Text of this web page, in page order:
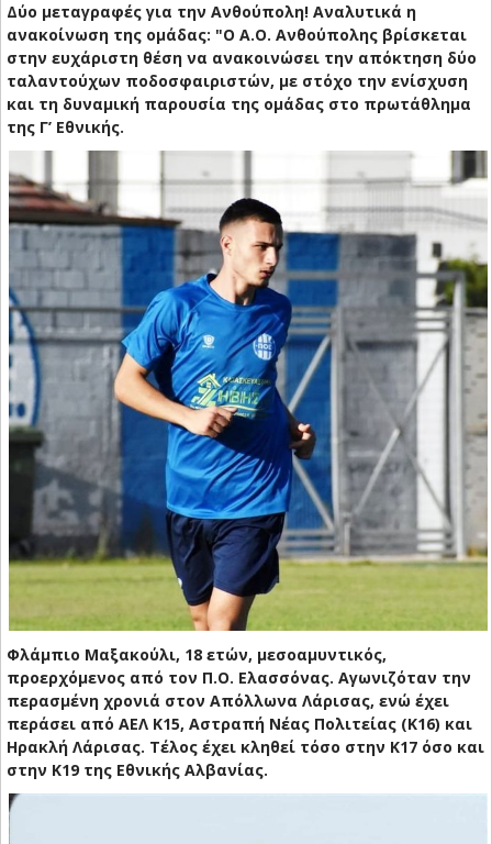
Δύο μεταγραφές για την Ανθούπολη! Αναλυτικά η
ανακοίνωση της ομάδας: "Ο Α.Ο. Ανθούπολης βρίσκεται
στην ευχάριστη θέση να ανακοινώσει την απόκτηση δύο
ταλαντούχων ποδοσφαιριστών, με στόχο την ενίσχυση
και τη δυναμική παρουσία της ομάδας στο πρωτάθλημα
της Γ’ Εθνικής.
Φλάμπιο Μαξακούλι, 18 ετών, μεσοαμυντικός,
προερχόμενος από τον Π.Ο. Ελασσόνας. Αγωνιζόταν την
περασμένη χρονιά στον Απόλλωνα Λάρισας, ενώ έχει
περάσει από ΑΕΛ Κ15, Αστραπή Νέας Πολιτείας (Κ16) και
Ηρακλή Λάρισας. Τέλος έχει κληθεί τόσο στην Κ17 όσο και
στην Κ19 της Εθνικής Αλβανίας.